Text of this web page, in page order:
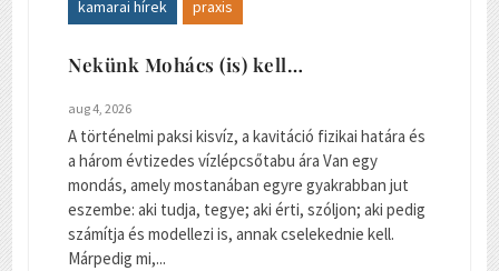
kamarai hírek praxis
Nekünk Mohács (is) kell…
aug 4, 2026
A történelmi paksi kisvíz, a kavitáció fizikai határa és
a három évtizedes vízlépcsőtabu ára Van egy
mondás, amely mostanában egyre gyakrabban jut
eszembe: aki tudja, tegye; aki érti, szóljon; aki pedig
számítja és modellezi is, annak cselekednie kell.
Márpedig mi,...